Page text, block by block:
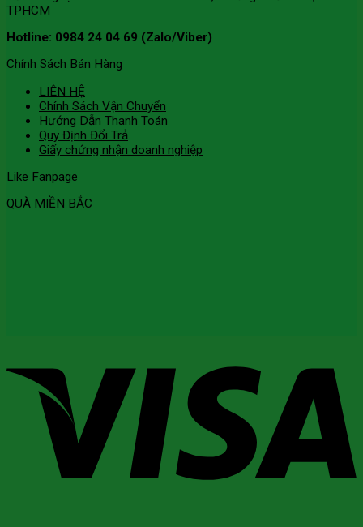
TPHCM
Hotline: 0984 24 04 69 (Zalo/Viber)
Chính Sách Bán Hàng
LIÊN HỆ
Chính Sách Vận Chuyển
Hướng Dẫn Thanh Toán
Quy Định Đổi Trả
Giấy chứng nhận doanh nghiệp
Like Fanpage
QUÀ MIỀN BẮC